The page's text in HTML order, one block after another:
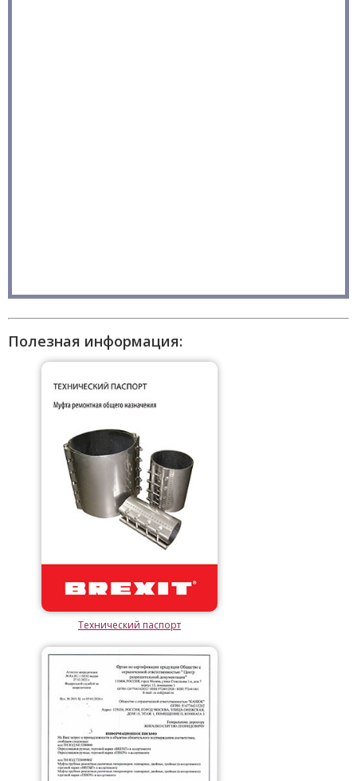
Полезная информация:
Технический паспорт